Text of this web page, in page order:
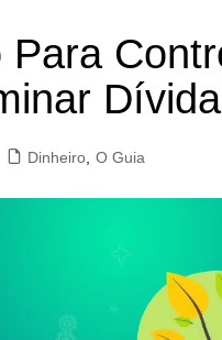
Dinheiro O Guia